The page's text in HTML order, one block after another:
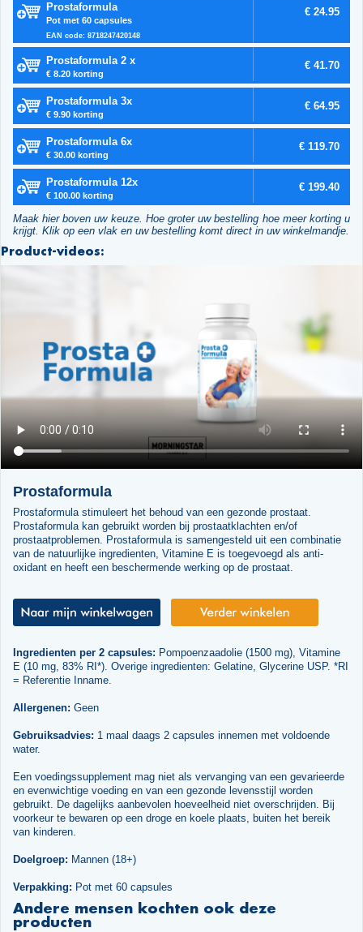
Prostaformula
Pot met 60 capsules
EAN code: 8718247420148
€ 24.95
Prostaformula 2 x
€ 8.20 korting
€ 41.70
Prostaformula 3x
€ 9.90 korting
€ 64.95
Prostaformula 6x
€ 30.00 korting
€ 119.70
Prostaformula 12x
€ 100.00 korting
€ 199.40
Maak hier boven uw keuze. Hoe groter uw bestelling hoe meer korting u
krijgt. Klik op een vlak en uw bestelling komt direct in uw winkelmandje.
Product-videos:
Prostaformula
Prostaformula stimuleert het behoud van een gezonde prostaat.
Prostaformula kan gebruikt worden bij prostaatklachten en/of
prostaatproblemen. Prostaformula is samengesteld uit een combinatie
van de natuurlijke ingredienten, Vitamine E is toegevoegd als anti-
oxidant en heeft een beschermende werking op de prostaat.
Ingredienten per 2 capsules: Pompoenzaadolie (1500 mg), Vitamine
E (10 mg, 83% RI*). Overige ingredienten: Gelatine, Glycerine USP. *RI
= Referentie Inname.
Allergenen: Geen
Gebruiksadvies: 1 maal daags 2 capsules innemen met voldoende
water.
Een voedingssupplement mag niet als vervanging van een gevarieerde
en evenwichtige voeding en van een gezonde levensstijl worden
gebruikt. De dagelijks aanbevolen hoeveelheid niet overschrijden. Bij
voorkeur te bewaren op een droge en koele plaats, buiten het bereik
van kinderen.
Doelgroep: Mannen (18+)
Verpakking: Pot met 60 capsules
Andere mensen kochten ook deze
producten